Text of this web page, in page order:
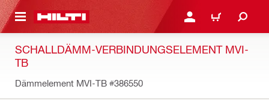
ANMELDEN ODER
WARENKORB
SCHALLDÄMM-VERBINDUNGSELEMENT MVI-
TB
Dämmelement MVI-TB #386550